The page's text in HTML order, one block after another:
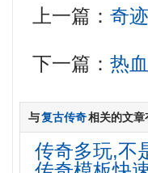
上一篇：奇
下一篇：热
与复古传奇相关的文章
传奇多玩,不